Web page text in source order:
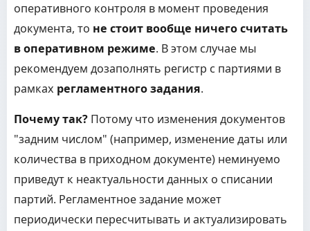
оперативного контроля в момент проведения
документа, то не стоит вообще ничего считать
в оперативном режиме. В этом случае мы
рекомендуем дозаполнять регистр с партиями в
рамках регламентного задания.
Почему так? Потому что изменения документов
"задним числом" (например, изменение даты или
количества в приходном документе) неминуемо
приведут к неактуальности данных о списании
партий. Регламентное задание может
периодически пересчитывать и актуализировать